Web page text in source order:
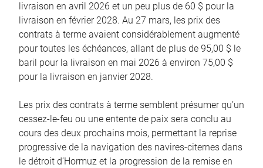
livraison en avril 2026 et un peu plus de 60 $ pour la
livraison en février 2028. Au 27 mars, les prix des
contrats à terme avaient considérablement augmenté
pour toutes les échéances, allant de plus de 95,00 $ le
baril pour la livraison en mai 2026 à environ 75,00 $
pour la livraison en janvier 2028.
Les prix des contrats à terme semblent présumer qu’un
cessez-le-feu ou une entente de paix sera conclu au
cours des deux prochains mois, permettant la reprise
progressive de la navigation des navires-citernes dans
le détroit d’Hormuz et la progression de la remise en